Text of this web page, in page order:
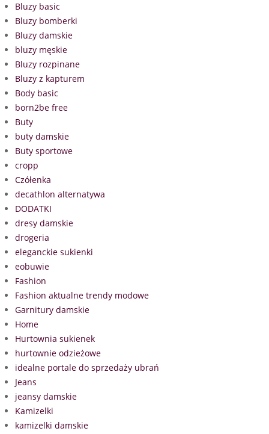
Bluzy basic
Bluzy bomberki
Bluzy damskie
bluzy męskie
Bluzy rozpinane
Bluzy z kapturem
Body basic
born2be free
Buty
buty damskie
Buty sportowe
cropp
Czółenka
decathlon alternatywa
DODATKI
dresy damskie
drogeria
eleganckie sukienki
eobuwie
Fashion
Fashion aktualne trendy modowe
Garnitury damskie
Home
Hurtownia sukienek
hurtownie odzieżowe
idealne portale do sprzedaży ubrań
Jeans
jeansy damskie
Kamizelki
kamizelki damskie